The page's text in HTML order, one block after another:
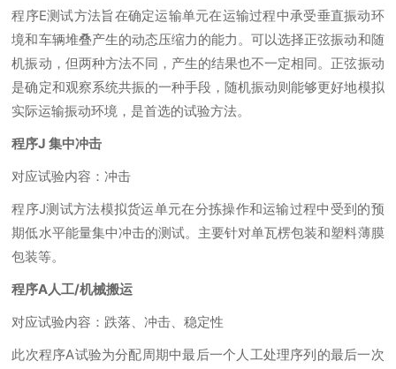
程序E测试方法旨在确定运输单元在运输过程中承受垂直振动环
境和车辆堆叠产生的动态压缩力的能力。可以选择正弦振动和随
机振动，但两种方法不同，产生的结果也不一定相同。正弦振动
是确定和观察系统共振的一种手段，随机振动则能够更好地模拟
实际运输振动环境，是首选的试验方法。
程序J 集中冲击
对应试验内容：冲击
程序J测试方法模拟货运单元在分拣操作和运输过程中受到的预
期低水平能量集中冲击的测试。主要针对单瓦楞包装和塑料薄膜
包装等。
程序A人工/机械搬运
对应试验内容：跌落、冲击、稳定性
此次程序A试验为分配周期中最后一个人工处理序列的最后一次